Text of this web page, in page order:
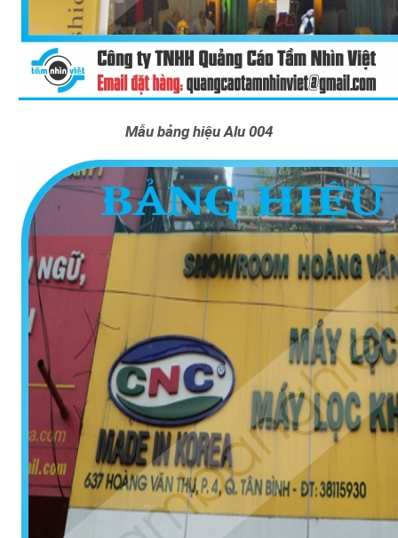
Mẫu bảng hiệu Alu 004